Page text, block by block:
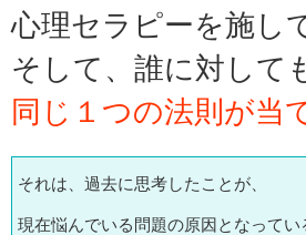
心理セラピーを施し
そして、誰に対して
同じ１つの法則が当
それは、過去に思考したことが、
現在悩んでいる問題の原因となってい